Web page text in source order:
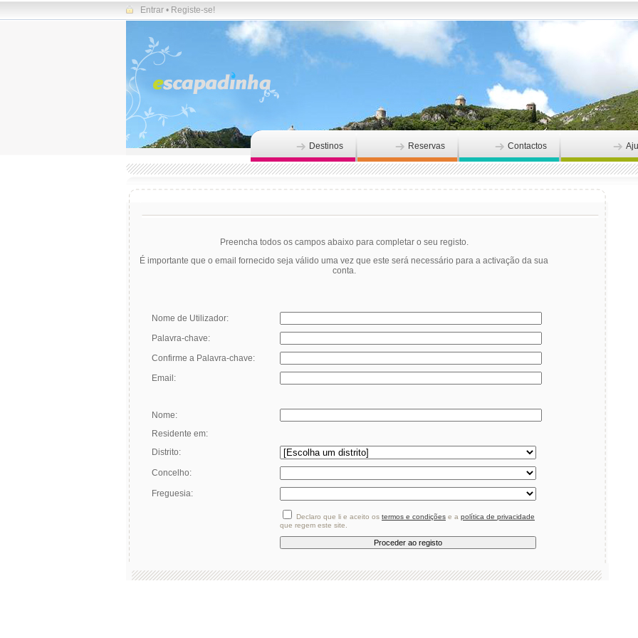
Entrar • Registe-se!
Destinos Reservas Contactos
Preencha todos os campos abaixo para completar o seu registo.
É importante que o email fornecido seja válido uma vez que este será necessário para a activação da sua
conta.
Nome de Utilizador:
Palavra-chave:
Confirme a Palavra-chave:
Email:
Nome:
Residente em:
Distrito:
Concelho:
Freguesia:
Declaro que li e aceito os termos e condições e a política de privacidade
que regem este site.